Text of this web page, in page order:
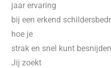
jaar ervaring
bij een erkend
hoe je
strak en snel kunt
Jij zoekt